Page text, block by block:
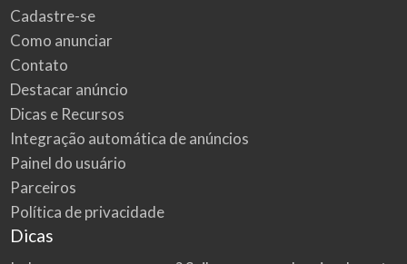
Cadastre-se
Como anunciar
Contato
Destacar anúncio
Dicas e Recursos
Integração automática de anúncios
Painel do usuário
Parceiros
Política de privacidade
Dicas